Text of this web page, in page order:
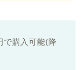
で購入可能(降